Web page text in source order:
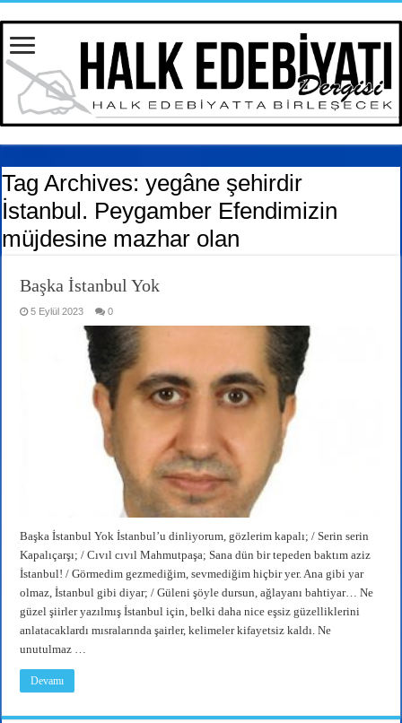
Tag Archives:yegâne şehirdir
İstanbul. Peygamber Efendimizin
müjdesine mazhar olan
Başka İstanbul Yok
5 Eylül 2023 0
Başka İstanbul Yok İstanbul’u dinliyorum, gözlerim kapalı; / Serin serin
Kapalıçarşı; / Cıvıl cıvıl Mahmutpaşa; Sana dün bir tepeden baktım aziz
İstanbul! / Görmedim gezmediğim, sevmediğim hiçbir yer. Ana gibi yar
olmaz, İstanbul gibi diyar; / Güleni şöyle dursun, ağlayanı bahtiyar… Ne
güzel şiirler yazılmış İstanbul için, belki daha nice eşsiz güzelliklerini
anlatacaklardı mısralarında şairler, kelimeler kifayetsiz kaldı. Ne
unutulmaz …
Devamı